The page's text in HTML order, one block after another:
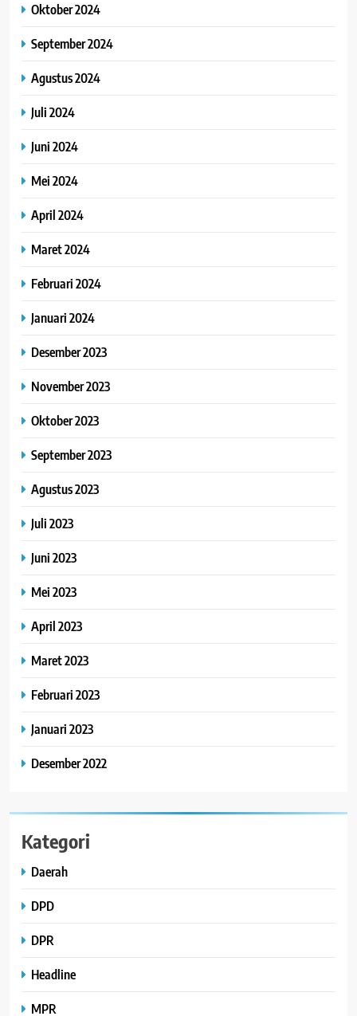
Oktober 2024
September 2024
Agustus 2024
Juli 2024
Juni 2024
Mei 2024
April 2024
Maret 2024
Februari 2024
Januari 2024
Desember 2023
November 2023
Oktober 2023
September 2023
Agustus 2023
Juli 2023
Juni 2023
Mei 2023
April 2023
Maret 2023
Februari 2023
Januari 2023
Desember 2022
Kategori
Daerah
DPD
DPR
Headline
MPR